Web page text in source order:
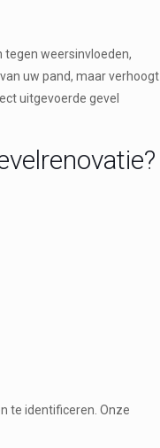
tegen weersinvloeden,
uw pand, maar verhoogt
uitgevoerde gevel
te identificeren. Onze